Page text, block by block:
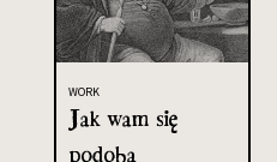
WORK
Jak wam się
podoba